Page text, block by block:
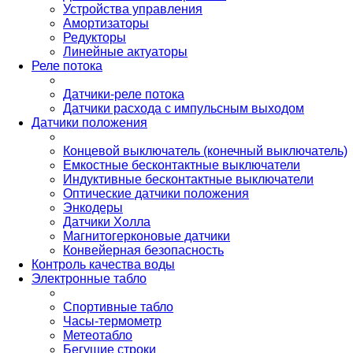
Устройства управления
Амортизаторы
Редукторы
Линейные актуаторы
Реле потока
Датчики-реле потока
Датчики расхода с импульсным выходом
Датчики положения
Концевой выключатель (конечный выключатель)
Емкостные бесконтактные выключатели
Индуктивные бесконтактные выключатели
Оптические датчики положения
Энкодеры
Датчики Холла
Магнитогерконовые датчики
Конвейерная безопасность
Контроль качества воды
Электронные табло
Спортивные табло
Часы-термометр
Метеотабло
Бегущие строки